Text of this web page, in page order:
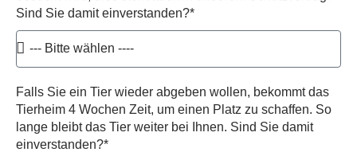
Sind Sie damit einverstanden?*
Falls Sie ein Tier wieder abgeben wollen, bekommt das
Tierheim 4 Wochen Zeit, um einen Platz zu schaffen. So
lange bleibt das Tier weiter bei Ihnen. Sind Sie damit
einverstanden?*